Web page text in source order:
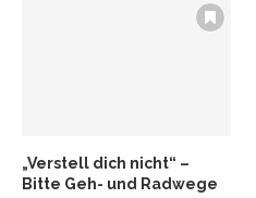
„Verstell dich nicht“ –
Bitte Geh- und Radwege